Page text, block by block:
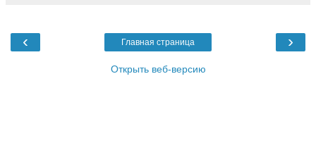
‹ ›
Главная страница
Открыть веб-версию